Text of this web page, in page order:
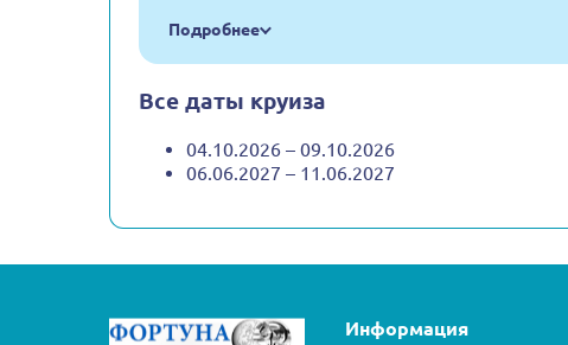
Подробнее
Все даты круиза
04.10.2026 – 09.10.2026
06.06.2027 – 11.06.2027
Информация